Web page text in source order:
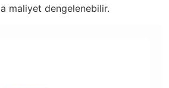
maliyet dengelenebilir.